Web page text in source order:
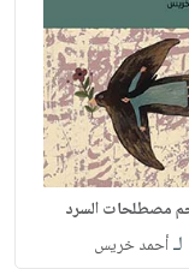
مصطلحات السرد
لـأحمد خريس